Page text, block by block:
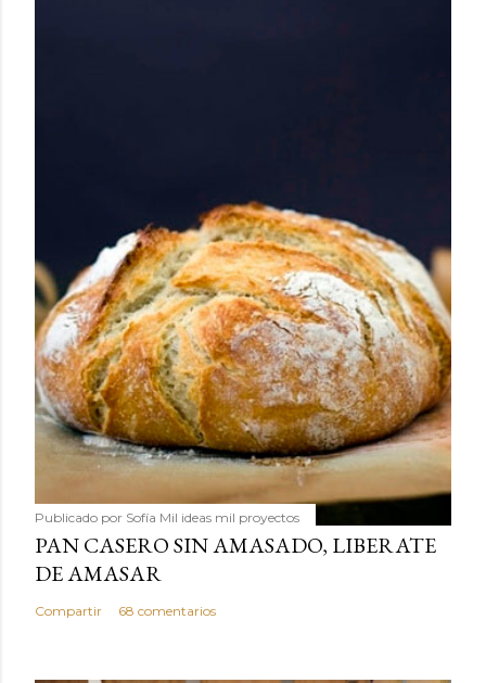
Publicado por Sofía Mil ideas mil proyectos
PAN CASERO SIN AMASADO, LIBERATE
DE AMASAR
Compartir 68 comentarios